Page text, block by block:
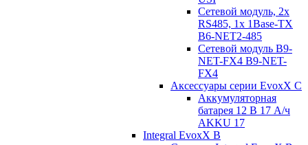
Сетевой модуль, 2x
RS485, 1x 1Base-TX
B6-NET2-485
Сетевой модуль B9-
NET-FX4 B9-NET-
FX4
Аксессуары серии EvoxX C
Аккумуляторная
батарея 12 В 17 A/ч
AKKU 17
Integral EvoxX B